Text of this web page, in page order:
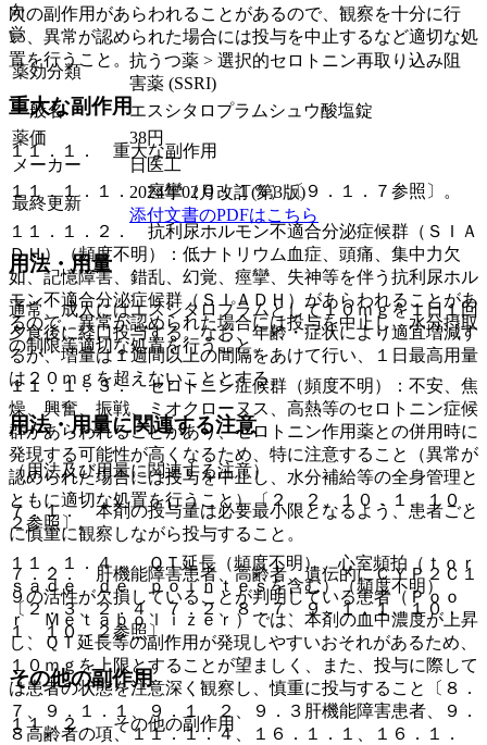
次の副作用があらわれることがあるので、観察を十分に行
い、異常が認められた場合には投与を中止するなど適切な処
置を行うこと。
重大な副作用
１１．１． 重大な副作用
１１．１．１． 痙攣（０．１％）〔９．１．７参照〕。
１１．１．２． 抗利尿ホルモン不適合分泌症候群（ＳＩＡ
ＤＨ）（頻度不明）：低ナトリウム血症、頭痛、集中力欠
如、記憶障害、錯乱、幻覚、痙攣、失神等を伴う抗利尿ホル
モン不適合分泌症候群（ＳＩＡＤＨ）があらわれることがあ
るので、異常が認められた場合には投与を中止し、水分摂取
の制限等適切な処置を行うこと。
１１．１．３． セロトニン症候群（頻度不明）：不安、焦
燥、興奮、振戦、ミオクローヌス、高熱等のセロトニン症候
群があらわれることがあり、セロトニン作用薬との併用時に
発現する可能性が高くなるため、特に注意すること（異常が
認められた場合には投与を中止し、水分補給等の全身管理と
ともに適切な処置を行うこと）〔２．２、１０．１、１０．
２参照〕。
１１．１．４． ＱＴ延長（頻度不明）、心室頻拍（ｔｏｒ
ｓａｄｅ ｄｅ ｐｏｉｎｔｅｓを含む）（頻度不明）
〔２．３、２．４、７．２、８．７、９．１．１、１０．
１、１０．２参照〕。
その他の副作用
１１．２． その他の副作用
向
覚
薬効分類
抗うつ薬 > 選択的セロトニン再取り込み阻
害薬 (SSRI)
一般名
エスシタロプラムシュウ酸塩錠
薬価
38円
メーカー
日医工
最終更新
2024年02月改訂(第3版)
添付文書のPDFはこちら
用法・用量
通常、成人にはエスシタロプラムとして１０ｍｇを１日１回
夕食後に経口投与する。なお、年齢・症状により適宜増減す
るが、増量は１週間以上の間隔をあけて行い、１日最高用量
は２０ｍｇを超えないこととする。
用法・用量に関連する注意
（用法及び用量に関連する注意）
７．１． 本剤の投与量は必要最小限となるよう、患者ごと
に慎重に観察しながら投与すること。
７．２． 肝機能障害患者、高齢者、遺伝的にＣＹＰ２Ｃ１
９の活性が欠損していることが判明している患者（Ｐｏｏ
ｒ Ｍｅｔａｂｏｌｉｚｅｒ）では、本剤の血中濃度が上昇
し、ＱＴ延長等の副作用が発現しやすいおそれがあるため、
１０ｍｇを上限とすることが望ましく、また、投与に際して
は患者の状態を注意深く観察し、慎重に投与すること〔８．
７、９．１．１、９．１．２、９．３肝機能障害患者、９．
８高齢者の項、１１．１．４、１６．１．１、１６．１．